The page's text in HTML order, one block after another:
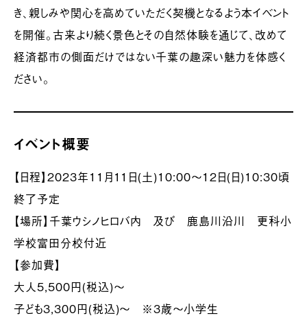
き、親しみや関心を高めていただく契機となるよう本イベント
を開催。古来より続く景色とその自然体験を通じて、改めて
経済都市の側面だけではない千葉の趣深い魅力を体感く
ださい。
イベント概要
【日程】2023年11月11日(土)10:00〜12日(日)10:30頃
終了予定
【場所】千葉ウシノヒロバ内 及び 鹿島川沿川 更科小
学校富田分校付近
【参加費】
大人5,500円(税込)〜
子ども3,300円(税込)〜 ※3歳〜小学生